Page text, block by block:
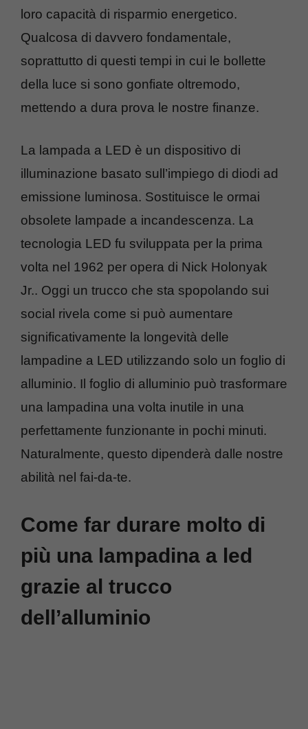
loro capacità di risparmio energetico.
Qualcosa di davvero fondamentale,
soprattutto di questi tempi in cui le bollette
della luce si sono gonfiate oltremodo,
mettendo a dura prova le nostre finanze.
La lampada a LED è un dispositivo di
illuminazione basato sull’impiego di diodi ad
emissione luminosa. Sostituisce le ormai
obsolete lampade a incandescenza. La
tecnologia LED fu sviluppata per la prima
volta nel 1962 per opera di Nick Holonyak
Jr.. Oggi un trucco che sta spopolando sui
social rivela come si può aumentare
significativamente la longevità delle
lampadine a LED utilizzando solo un foglio di
alluminio. Il foglio di alluminio può trasformare
una lampadina una volta inutile in una
perfettamente funzionante in pochi minuti.
Naturalmente, questo dipenderà dalle nostre
abilità nel fai-da-te.
Come far durare molto di
più una lampadina a led
grazie al trucco
dell’alluminio